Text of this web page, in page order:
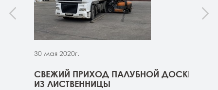
30 мая 2020г.
СВЕЖИЙ ПРИХОД ПАЛУБНОЙ ДОСКИ
ИЗ ЛИСТВЕННИЦЫ